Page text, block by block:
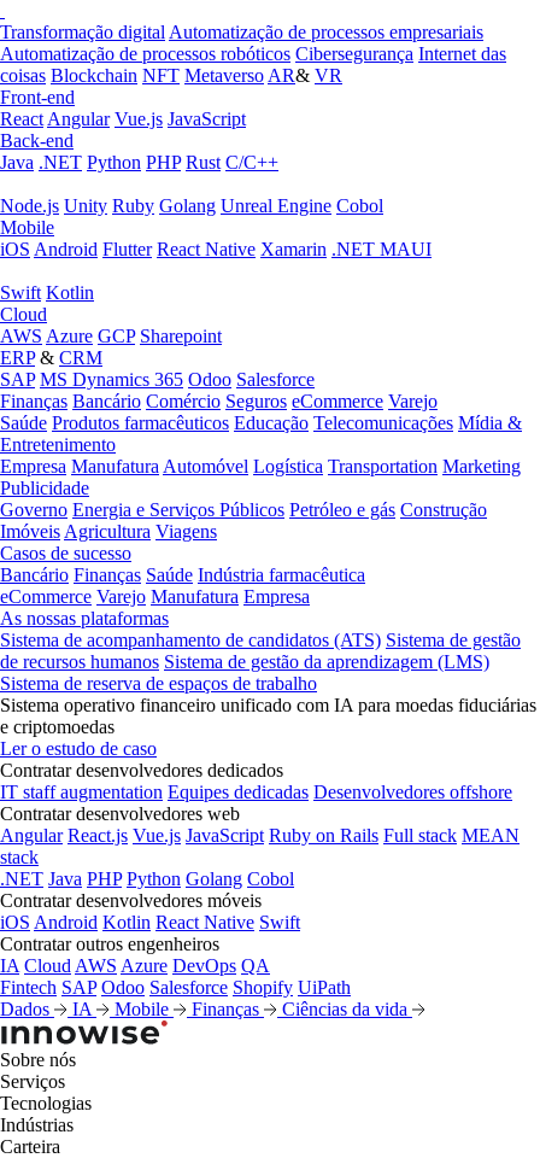
Transformação digital Automatização de processos empresariais
Automatização de processos robóticos Cibersegurança Internet das
coisas Blockchain NFT Metaverso AR& VR
Front-end
React Angular Vue.js JavaScript
Back-end
Java .NET Python PHP Rust C/C++
Node.js Unity Ruby Golang Unreal Engine Cobol
Mobile
iOS Android Flutter React Native Xamarin .NET MAUI
Swift Kotlin
Cloud
AWS Azure GCP Sharepoint
ERP& CRM
SAP MS Dynamics 365 Odoo Salesforce
Finanças Bancário Comércio Seguros eCommerce Varejo
Saúde Produtos farmacêuticos Educação Telecomunicações Mídia &
Entretenimento
Empresa Manufatura Automóvel Logística Transportation Marketing
Publicidade
Governo Energia e Serviços Públicos Petróleo e gás Construção
Imóveis Agricultura Viagens
Casos de sucesso
Bancário Finanças Saúde Indústria farmacêutica
eCommerce Varejo Manufatura Empresa
As nossas plataformas
Sistema de acompanhamento de candidatos (ATS) Sistema de gestão
de recursos humanos Sistema de gestão da aprendizagem (LMS)
Sistema de reserva de espaços de trabalho
Sistema operativo financeiro unificado com IA para moedas fiduciárias
e criptomoedas
Ler o estudo de caso
Contratar desenvolvedores dedicados
IT staff augmentation Equipes dedicadas Desenvolvedores offshore
Contratar desenvolvedores web
Angular React.js Vue.js JavaScript Ruby on Rails Full stack MEAN
stack
.NET Java PHP Python Golang Cobol
Contratar desenvolvedores móveis
iOS Android Kotlin React Native Swift
Contratar outros engenheiros
IA Cloud AWS Azure DevOps QA
Fintech SAP Odoo Salesforce Shopify UiPath
Dados
IA Mobile Finanças Ciências da vida
Sobre nós
Serviços
Tecnologias
Indústrias
Carteira